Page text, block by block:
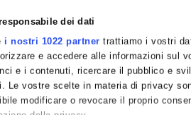
dei dati
i nostri 1022 partner trattiamo i vostri
e accedere alle informazioni sul
e i contenuti, ricercare il pubblico e
Le vostre scelte in materia di privacy
modificare o revocare il proprio
Periodo
II semestre, I semestre